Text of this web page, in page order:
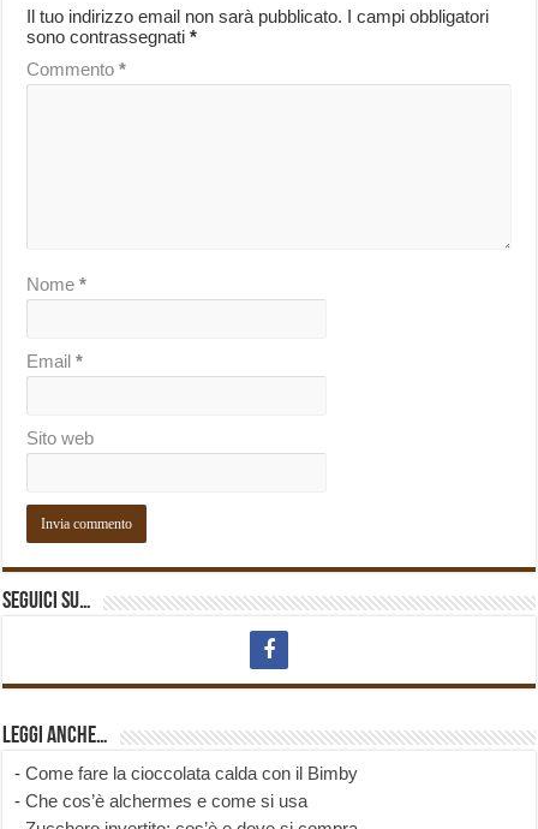
Il tuo indirizzo email non sarà pubblicato. I campi obbligatori
sono contrassegnati*
Commento*
Nome*
Email*
Sito web
Seguici su…
Leggi anche…
-Come fare la cioccolata calda con il Bimby
-Che cos’è alchermes e come si usa